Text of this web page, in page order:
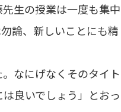
生の授業は一度も集中
論、新しいことにも精
なにげなくそのタイト
良いでしょう」とおっ